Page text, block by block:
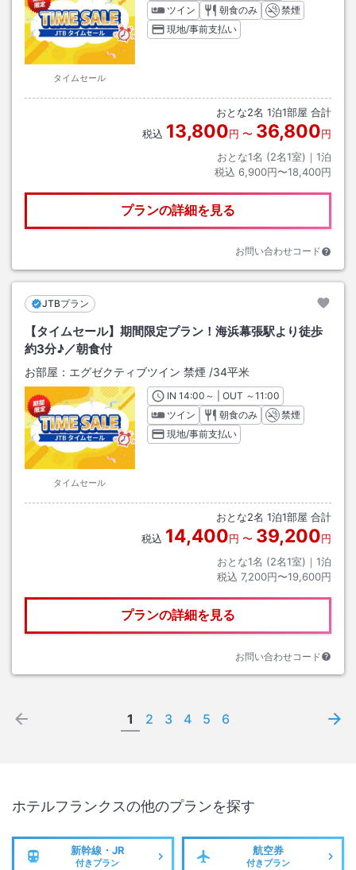
タイムセール
ツイン 朝食のみ
禁煙
現地/事前支払い
おとな2名 1泊1部屋 合計
税込 13,800円 〜 36,800円
おとな1名 (2名1室)｜ 1泊
税込 6,900円〜18,400円
プランの詳細を見る
お問い合わせコード
JTBプラン
【タイムセール】期間限定プラン！海浜幕張駅より徒歩
約3分♪／朝食付
お部屋： エグゼクティブツイン 禁煙 /34平米
タイムセール
INチェックイン
14:00 ～ | OUT チェックアウト
～11:00
ツイン
朝食のみ
禁煙
現地/事前支払い
おとな2名 1泊1部屋 合計
税込 14,400円 〜 39,200円
おとな1名 (2名1室)｜ 1泊
税込 7,200円〜19,600円
プランの詳細を見る
お問い合わせコード
1 2 3 4 5 6
ホテルフランクスの他のプランを探す
新幹線・JR
付きプラン
航空券
付きプラン